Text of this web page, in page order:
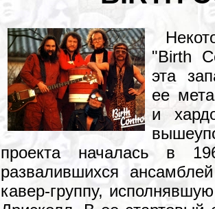
"Birth
эта
ее
и
проекта началась в
развалившихся
кавер-группу,